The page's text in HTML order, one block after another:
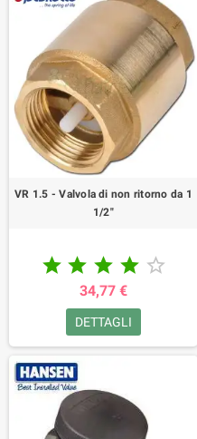
VR 1.5 - Valvola di non ritorno da 1
1/2"
    
34,77 €
DETTAGLI